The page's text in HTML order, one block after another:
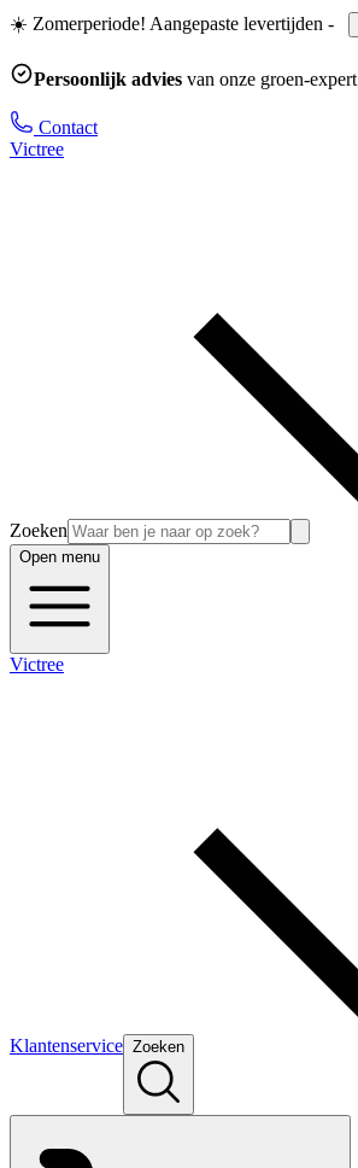
☀️ Zomerperiode! Aangepaste levertijden -
Persoonlijk advies van onze groen-expert
Contact
Victree
Zoeken
Open menu
Victree
Klantenservice Zoeken